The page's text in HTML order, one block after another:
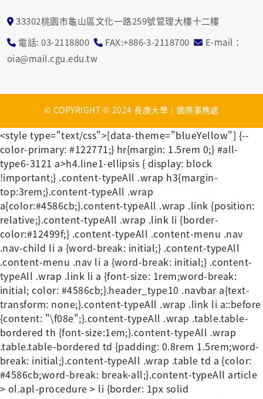
33302桃園市龜山區文化一路259號管理大樓十二樓
電話: 03-2118800
FAX:+886-3-2118700
E-mail：
oia@mail.cgu.edu.tw
© COPYRIGHT © 2024 長庚大學｜國際事務處
<style type="text/css">[data-theme="blueYellow"] {--
color-primary: #122771;} hr{margin: 1.5rem 0;} #all-
type6-3121 a>h4.line1-ellipsis { display: block
!important;} .content-typeAll .wrap h3{margin-
top:3rem;}.content-typeAll .wrap
a{color:#4586cb;}.content-typeAll .wrap .link {position:
relative;}.content-typeAll .wrap .link li {border-
color:#12499f;} .content-typeAll .content-menu .nav
.nav-child li a {word-break: initial;} .content-typeAll
.content-menu .nav li a {word-break: initial;} .content-
typeAll .wrap .link li a {font-size: 1rem;word-break:
initial; color: #4586cb;}.header_type10 .navbar a{text-
transform: none;}.content-typeAll .wrap .link li a::before
{content: "\f08e";}.content-typeAll .wrap .table.table-
bordered th {font-size:1em;}.content-typeAll .wrap
.table.table-bordered td {padding: 0.8rem 1.5rem;word-
break: initial;}.content-typeAll .wrap .table td a {color:
#4586cb;word-break: break-all;}.content-typeAll article
> ol.apl-procedure > li {border: 1px solid